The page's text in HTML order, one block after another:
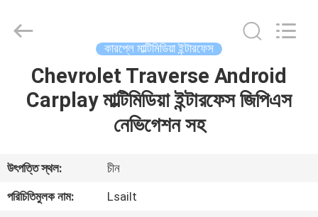
ভিডিও
Electron
Co.,Ltd.
কারপ্লে মাল্টিমিডিয়া ইন্টারফেস
Chevrolet Traverse Android
Carplay মাল্টিমিডিয়া ইন্টারফেস জিপিএস
নেভিগেশন সহ
উৎপত্তি স্থল:
চীন
পরিচিতিমুলক নাম:
Lsailt